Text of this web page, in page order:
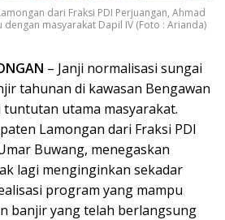
dari Fraksi PDI Perjuangan, Ahmad
masyarakat Dapil IV (Foto : Arianda)
– Janji normalisasi sungai
tahunan di kawasan Bengawan
tuntutan utama masyarakat.
Lamongan dari Fraksi PDI
Buwang, menegaskan
lagi menginginkan sekadar
program yang mampu
banjir yang telah berlangsung